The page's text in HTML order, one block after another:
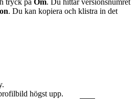
. Du kan kopiera och klistra in det
högst upp.